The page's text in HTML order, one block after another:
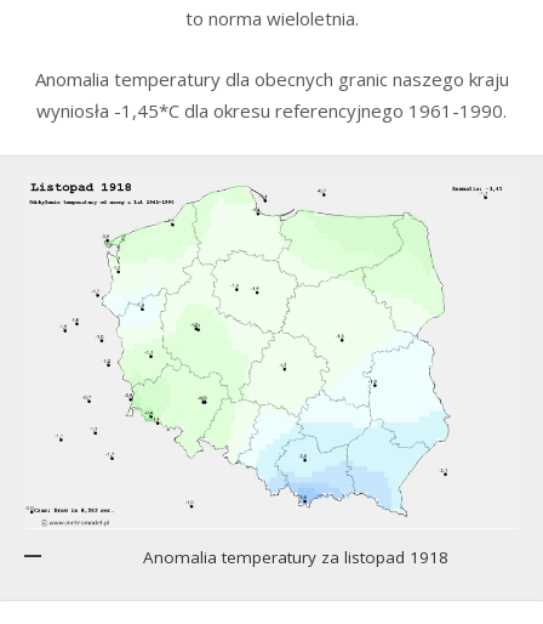
to norma wieloletnia.
Anomalia temperatury dla obecnych granic naszego kraju
wyniosła -1,45*C dla okresu referencyjnego 1961-1990.
Anomalia temperatury za listopad 1918